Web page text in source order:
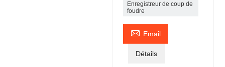
Enregistreur de coup de
foudre
 Email
Détails